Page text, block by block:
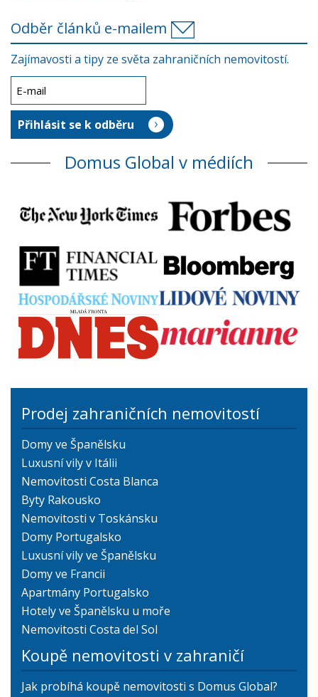
Odběr článků e-mailem
Zajímavosti a tipy ze světa zahraničních nemovitostí.
Domus Global v médiích
Prodej zahraničních nemovitostí
Domy ve Španělsku
Luxusní vily v Itálii
Nemovitosti Costa Blanca
Byty Rakousko
Nemovitosti v Toskánsku
Domy Portugalsko
Luxusní vily ve Španělsku
Domy ve Francii
Apartmány Portugalsko
Hotely ve Španělsku u moře
Nemovitosti Costa del Sol
Koupě nemovitosti v zahraničí
Jak probíhá koupě nemovitosti s Domus Global?